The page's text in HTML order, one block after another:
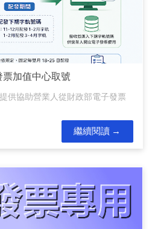
加值中心取號
供協助營業人從財政部電子發票
繼續閱讀